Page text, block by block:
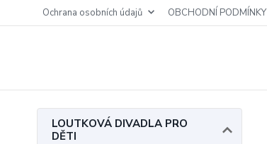
Ochrana osobních údajů OBCHODNÍ PODMÍNKY
LOUTKOVÁ DIVADLA PRO
DĚTI